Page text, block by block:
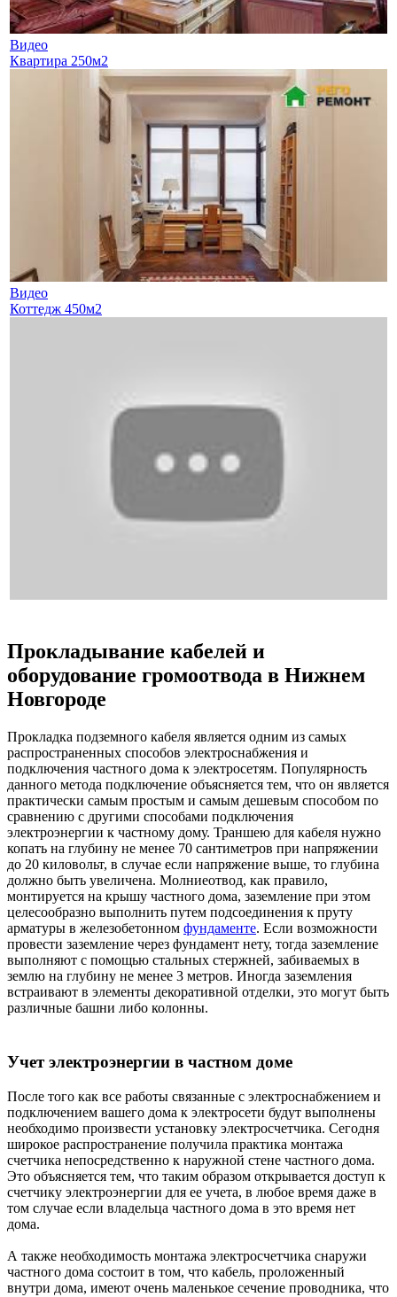
Видео
Квартира 250м2
Видео
Коттедж 450м2
Прокладывание кабелей и
оборудование громоотвода в Нижнем
Новгороде
Прокладка подземного кабеля является одним из самых
распространенных способов электроснабжения и
подключения частного дома к электросетям. Популярность
данного метода подключение объясняется тем, что он является
практически самым простым и самым дешевым способом по
сравнению с другими способами подключения
электроэнергии к частному дому. Траншею для кабеля нужно
копать на глубину не менее 70 сантиметров при напряжении
до 20 киловольт, в случае если напряжение выше, то глубина
должно быть увеличена. Молниеотвод, как правило,
монтируется на крышу частного дома, заземление при этом
целесообразно выполнить путем подсоединения к пруту
арматуры в железобетонном фундаменте. Если возможности
провести заземление через фундамент нету, тогда заземление
выполняют с помощью стальных стержней, забиваемых в
землю на глубину не менее 3 метров. Иногда заземления
встраивают в элементы декоративной отделки, это могут быть
различные башни либо колонны.
Учет электроэнергии в частном доме
После того как все работы связанные с электроснабжением и
подключением вашего дома к электросети будут выполнены
необходимо произвести установку электросчетчика. Сегодня
широкое распространение получила практика монтажа
счетчика непосредственно к наружной стене частного дома.
Это объясняется тем, что таким образом открывается доступ к
счетчику электроэнергии для ее учета, в любое время даже в
том случае если владельца частного дома в это время нет
дома.
А также необходимость монтажа электросчетчика снаружи
частного дома состоит в том, что кабель, проложенный
внутри дома, имеют очень маленькое сечение проводника, что